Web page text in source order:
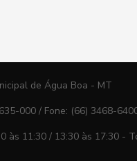
de Água Boa - MT
000 / Fone: (66) 3468-
às 11:30 / 13:30 às 17:30 -